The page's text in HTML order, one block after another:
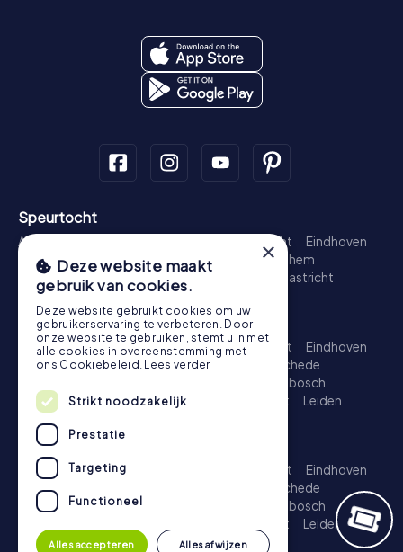
Speurtocht
Amsterdam Utrecht
Eindhoven
Groningen
Breda Nijmegen Haarlem
Arnhem
Amersfoort
's-Hertogenbosch
Maastricht
Leiden
Dordrecht
Schattenjacht
Amsterdam Rotterdam Den Haag Utrecht
Eindhoven
Groningen
Almere Breda Nijmegen
Enschede
's-Hertogenbosch
Apeldoorn
Zwolle Zoetermeer Maastricht
Leiden
Escape Game
Amsterdam Rotterdam Utrecht
Eindhoven
Groningen
Enschede
Haarlem
Arnhem Amersfoort
's-Hertogenbosch
Maastricht
Leiden
Dordrecht
×
Deze website maakt
gebruik van cookies.
Deze website gebruikt cookies om uw
gebruikerservaring te verbeteren. Door
onze website te gebruiken, stemt u in met
alle cookies in overeenstemming met
ons Cookiebeleid. Lees verder
Strikt noodzakelijk
Prestatie
Targeting
Functioneel
Alles accepteren Alles afwijzen